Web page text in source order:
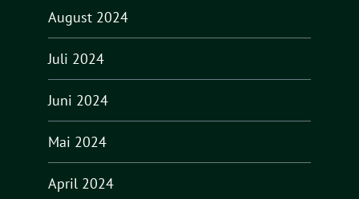
August 2024
Juli 2024
Juni 2024
Mai 2024
April 2024